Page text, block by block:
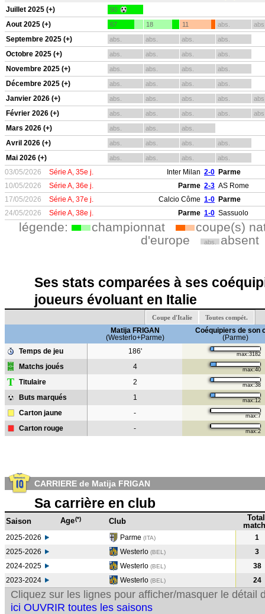
Juillet 2025 (+) 90
Aout 2025 (+) 67 18 11 abs.
Septembre 2025 (+) abs. abs. abs. abs.
Octobre 2025 (+) abs. abs. abs. abs.
Novembre 2025 (+) abs. abs. abs. abs.
Décembre 2025 (+) abs. abs. abs. abs.
Janvier 2026 (+) abs. abs. abs. abs.
Février 2026 (+) abs. abs. abs. abs.
Mars 2026 (+) abs. abs. abs.
Avril 2026 (+) abs. abs. abs. abs.
Mai 2026 (+) abs. abs. abs. abs.
03/05/2026 Série A, 35e j. Inter Milan 2-0 Parme
10/05/2026
Série A, 36e j. Parme 2-3 AS Rome
17/05/2026
Série A, 37e j. Calcio Côme 1-0 Parme
24/05/2026
Série A, 38e j. Parme 1-0 Sassuolo
légende: championnat
coupe(s)
d'europe
abs. absent
Ses stats comparées à ses
joueurs évoluant en Italie
Coupe d'Italie Toutes compét.
Matija FRIGAN
(Westerlo+Parme)
Coéquipiers de son
(Parme)
Temps de jeu
186' max:3182
Matchs joués 4 max:40
T Titulaire 2 max:38
Buts marqués 1 max:12
Carton jaune - max:7
Carton rouge - max:2
CARRIERE de Matija FRIGAN
Sa carrière en club
Saison Age(*) Club
Total
2025-2026 Parme (ITA)
1
2025-2026
Westerlo (BEL)
3
2024-2025
Westerlo (BEL )
38
2023-2024
Westerlo (BEL ) 24
Cliquez sur les lignes pour afficher/masquer le détail
ici OUVRIR toutes les saisons